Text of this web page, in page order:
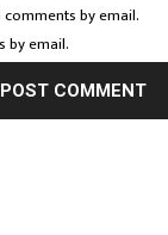
by email.
by email.